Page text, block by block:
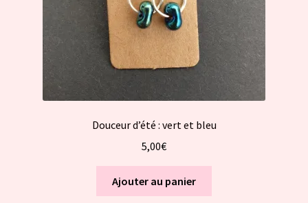
Douceur d’été : vert et bleu
5,00€
Ajouter au panier